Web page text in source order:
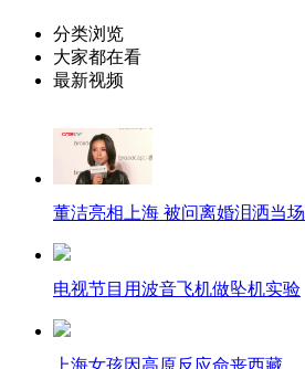
分类浏览
大家都在看
最新视频
董洁亮相上海 被问离婚泪洒当场
电视节目用波音飞机做坠机实验